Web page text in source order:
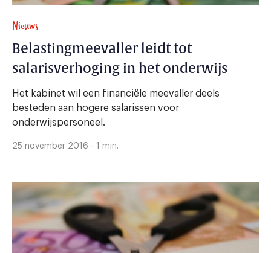
Nieuws
Belastingmeevaller leidt tot
salarisverhoging in het onderwijs
Het kabinet wil een financiële meevaller deels
besteden aan hogere salarissen voor
onderwijspersoneel.
25 november 2016 - 1 min.